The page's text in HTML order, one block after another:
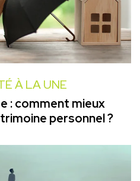
À LA UNE
: comment mieux
personnel ?